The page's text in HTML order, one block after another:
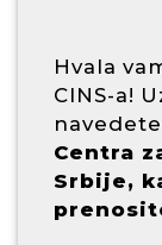
Hvala
CINS-a!
Centra
Srbije,